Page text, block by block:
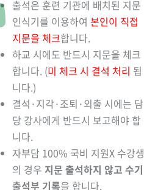
출석은 훈련 기관에 배치된 지문
인식기를 이용하여 본인이 직접
지문을 체크합니다.
하교 시에도 반드시 지문을 체크
합니다. (미 체크 시 결석 처리 됩
니다.)
결석·지각·조퇴·외출 시에는 담
당 강사에게 반드시 보고해야 합
니다.
자부담 100% 국비 지원X 수강생
의 경우 지문 출석하지 않고 수기
출석부 기록을 합니다.